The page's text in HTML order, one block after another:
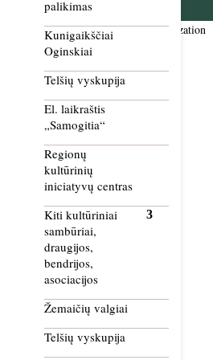
palikimas
Kunigaikščiai
Oginskiai
Telšių vyskupija
El. laikraštis
„Samogitia“
Regionų
kultūrinių
iniciatyvų centras
Kiti kultūriniai
sambūriai,
draugijos,
bendrijos,
asociacijos
Žemaičių valgiai
Telšių vyskupija
Smush Image Compression and Optimization